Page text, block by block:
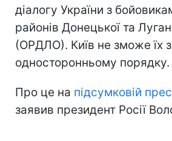
діалогу України з
районів Донецької та
(ОРДЛО). Київ не зможе їх
односторонньому порядку.
Про це на підсумковій
заявив президент Росії